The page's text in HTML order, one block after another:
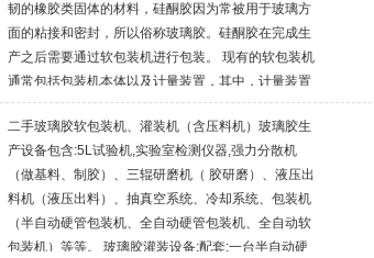
韧的橡胶类固体的材料，硅酮胶因为常被用于玻璃方
面的粘接和密封，所以俗称玻璃胶。硅酮胶在完成生
产之后需要通过软包装机进行包装。 现有的软包装机
通常包括包装机本体以及计量装置，其中，计量装置
的出料口与包装机本体的进料口相连通，计量装置能
够用于接收完成生产之后的硅酮胶，并将硅酮胶间歇
性地定量输送至包装机本体内，
二手玻璃胶软包装机、灌装机（含压料机）玻璃胶生
产设备包含:5L试验机,实验室检测仪器,强力分散机
（做基料、制胶）、三辊研磨机（ 胶研磨）、液压出
料机（液压出料）、抽真空系统、冷却系统、包装机
（半自动硬管包装机、全自动硬管包装机、全自动软
包装机）等等。 玻璃胶灌装设备:配套:一台半自动硬